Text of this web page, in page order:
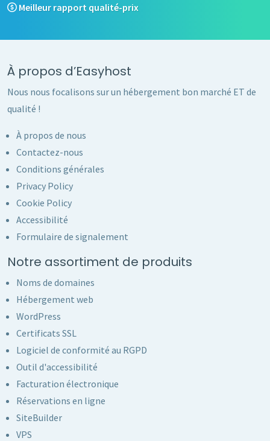
Meilleur rapport qualité-prix
À propos d’Easyhost
Nous nous focalisons sur un hébergement bon marché ET de
qualité !
À propos de nous
Contactez-nous
Conditions générales
Privacy Policy
Cookie Policy
Accessibilité
Formulaire de signalement
Notre assortiment de produits
Noms de domaines
Hébergement web
WordPress
Certificats SSL
Logiciel de conformité au RGPD
Outil d'accessibilité
Facturation électronique
Réservations en ligne
SiteBuilder
VPS